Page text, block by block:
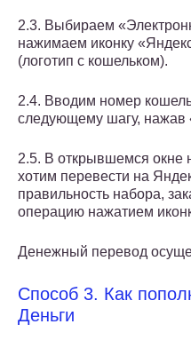
2.3. Выбираем
нажимаем иконку
(логотип с кошельком).
2.4. Вводим номер
следующему шагу, нажав
2.5. В открывшемся окне
хотим перевести на
правильность набора,
операцию нажатием
Денежный перевод
Способ 3. Как
Деньги